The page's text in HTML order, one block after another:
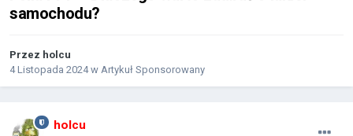
samochodu?
Przez holcu
4 Listopada 2024w Artykuł Sponsorowany
holcu